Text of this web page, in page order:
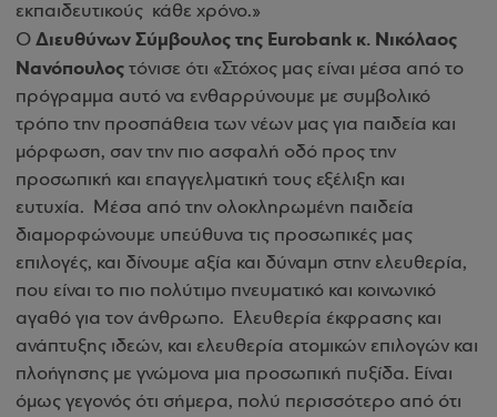
εκπαιδευτικούς κάθε χρόνο.»
Ο Διευθύνων Σύμβουλος της Eurobank κ. Νικόλαος
Νανόπουλος τόνισε ότι «Στόχος μας είναι μέσα από το
πρόγραμμα αυτό να ενθαρρύνουμε με συμβολικό
τρόπο την προσπάθεια των νέων μας για παιδεία και
μόρφωση, σαν την πιο ασφαλή οδό προς την
προσωπική και επαγγελματική τους εξέλιξη και
ευτυχία. Μέσα από την ολοκληρωμένη παιδεία
διαμορφώνουμε υπεύθυνα τις προσωπικές μας
επιλογές, και δίνουμε αξία και δύναμη στην ελευθερία,
που είναι το πιο πολύτιμο πνευματικό και κοινωνικό
αγαθό για τον άνθρωπο. Ελευθερία έκφρασης και
ανάπτυξης ιδεών, και ελευθερία ατομικών επιλογών και
πλοήγησης με γνώμονα μια προσωπική πυξίδα. Είναι
όμως γεγονός ότι σήμερα, πολύ περισσότερο από ότι